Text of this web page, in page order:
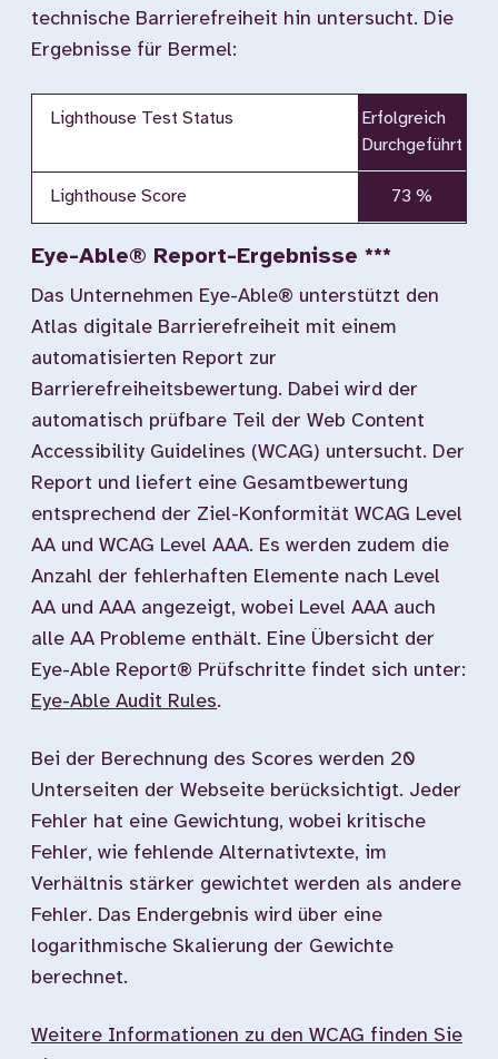
technische Barrierefreiheit hin untersucht. Die
Ergebnisse für Bermel:
Lighthouse Test Status
Erfolgreich
Durchgeführt
Lighthouse Score 73 %
Eye-Able® Report-Ergebnisse ***
Das Unternehmen Eye-Able® unterstützt den
Atlas digitale Barrierefreiheit mit einem
automatisierten Report zur
Barrierefreiheitsbewertung. Dabei wird der
automatisch prüfbare Teil der Web Content
Accessibility Guidelines (WCAG) untersucht. Der
Report und liefert eine Gesamtbewertung
entsprechend der Ziel-Konformität WCAG Level
AA und WCAG Level AAA. Es werden zudem die
Anzahl der fehlerhaften Elemente nach Level
AA und AAA angezeigt, wobei Level AAA auch
alle AA Probleme enthält. Eine Übersicht der
Eye-Able Report® Prüfschritte findet sich unter:
Eye-Able Audit Rules.
Bei der Berechnung des Scores werden 20
Unterseiten der Webseite berücksichtigt. Jeder
Fehler hat eine Gewichtung, wobei kritische
Fehler, wie fehlende Alternativtexte, im
Verhältnis stärker gewichtet werden als andere
Fehler. Das Endergebnis wird über eine
logarithmische Skalierung der Gewichte
berechnet.
Weitere Informationen zu den WCAG finden Sie